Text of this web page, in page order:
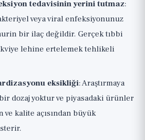
tedavisinin yerini tutmaz:
veya viral enfeksiyonunuz
bir ilaç değildir. Gerçek tıbbi
lehine ertelemek tehlikeli
eksikliği: Araştırmaya
dozaj yoktur ve piyasadaki ürünler
ve kalite açısından büyük